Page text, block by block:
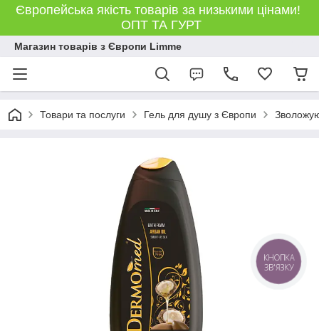
Європейська якість товарів за низькими цінами!
ОПТ ТА ГУРТ
Магазин товарів з Європи Limme
Товари та послуги Гель для душу з Європи
КНОПКА
ЗВ'ЯЗКУ